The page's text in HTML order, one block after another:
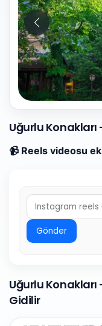
Uğurlu
📹 Reels videosu
Gönder
Uğurlu
Gidilir